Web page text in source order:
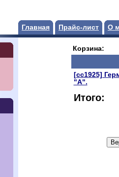
Главная Прайс-лист О
Корзина:
[сс1925]
"А".
Итого: